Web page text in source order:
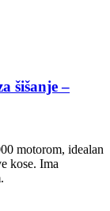
šišanje –
motorom, idealan
kose. Ima